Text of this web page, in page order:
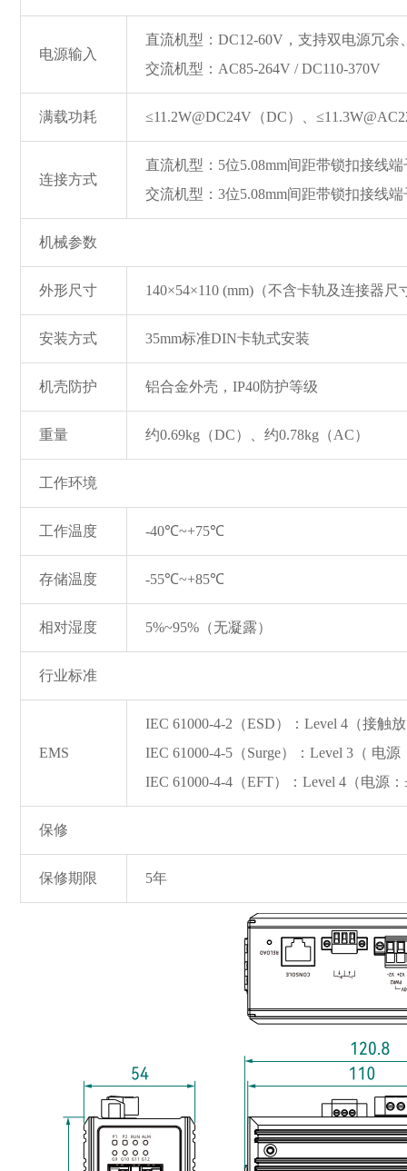
电源输入
直流机型：DC12-60V，支持双电源冗余
交流机型：AC85-264V / DC110-370V
满载功耗 ≤11.2W@DC24V（DC）、
连接方式
直流机型：5位5.08mm间距带锁扣接线端
交流机型：3位5.08mm间距带锁扣接线端
机械参数
外形尺寸 140×54×110 (mm)（不含卡轨及连接器尺
安装方式 35mm标准DIN卡轨式安装
机壳防护 铝合金外壳，IP40防护等级
重量 约0.69kg（DC）、约0.78kg（AC）
工作环境
工作温度 -40℃~+75℃
存储温度 -55℃~+85℃
相对湿度 5%~95%（无凝露）
行业标准
EMS
IEC 61000-4-2（ESD）：Level 4（接触
IEC 61000-4-5（Surge）：Level 3（ 电
IEC 61000-4-4（EFT）：Level 4（电源
保修
保修期限 5年